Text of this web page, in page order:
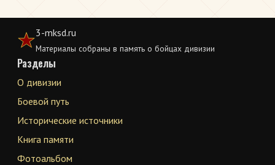
3-mksd.ru
Материалы собраны в память о бойцах дивизии
Разделы
О дивизии
Боевой путь
Исторические источники
Книга памяти
Фотоальбом